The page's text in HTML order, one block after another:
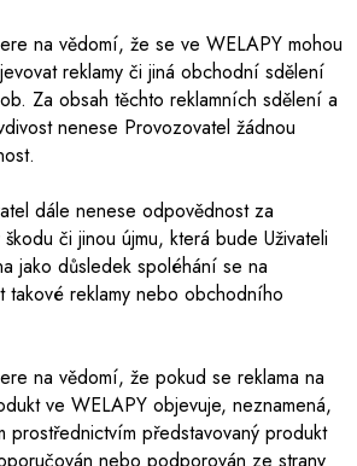
na vědomí, že se ve WELAPY mohou
reklamy či jiná obchodní sdělení
Za obsah těchto reklamních sdělení a
nenese Provozovatel žádnou
dále nenese odpovědnost za
škodu či jinou újmu, která bude Uživateli
jako důsledek spoléhání se na
takové reklamy nebo obchodního
na vědomí, že pokud se reklama na
ve WELAPY objevuje, neznamená,
prostřednictvím představovaný produkt